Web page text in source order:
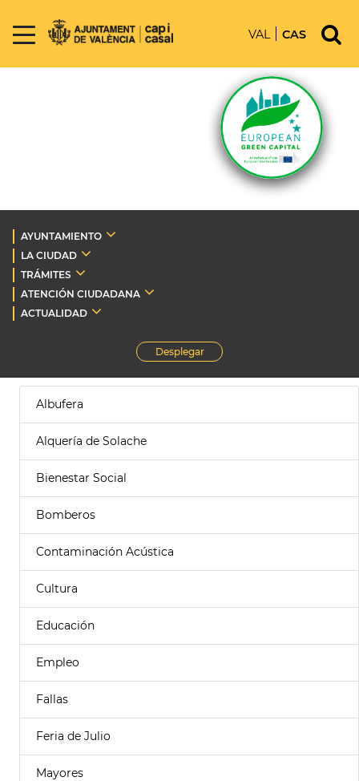
VAL CAS
AYUNTAMIENTO
LA CIUDAD
TRÁMITES
ATENCIÓN CIUDADANA
ACTUALIDAD
Desplegar
Albufera
Alquería de Solache
Bienestar Social
Bomberos
Contaminación Acústica
Cultura
Educación
Empleo
Fallas
Feria de Julio
Mayores